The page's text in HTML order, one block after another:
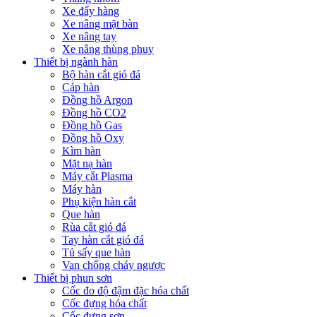
Xe đẩy hàng
Xe nâng mặt bàn
Xe nâng tay
Xe nâng thùng phuy
Thiết bị ngành hàn
Bộ hàn cắt gió đá
Cáp hàn
Đồng hồ Argon
Đồng hồ CO2
Đồng hồ Gas
Đồng hồ Oxy
Kìm hàn
Mặt nạ hàn
Máy cắt Plasma
Máy hàn
Phụ kiện hàn cắt
Que hàn
Rùa cắt gió đá
Tay hàn cắt gió đá
Tủ sấy que hàn
Van chống cháy ngược
Thiết bị phun sơn
Cốc đo độ đậm đặc hóa chất
Cốc đựng hóa chất